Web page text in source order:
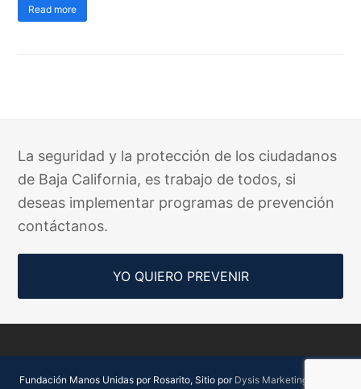
Read more
La seguridad y la protección de los ciudadanos
de Baja California, es trabajo de todos, si
deseas implementar programas de prevención
contáctanos.
YO QUIERO PREVENIR
Fundación Manos Unidas por Rosarito, Sitio por Dysis Marketing Digital.